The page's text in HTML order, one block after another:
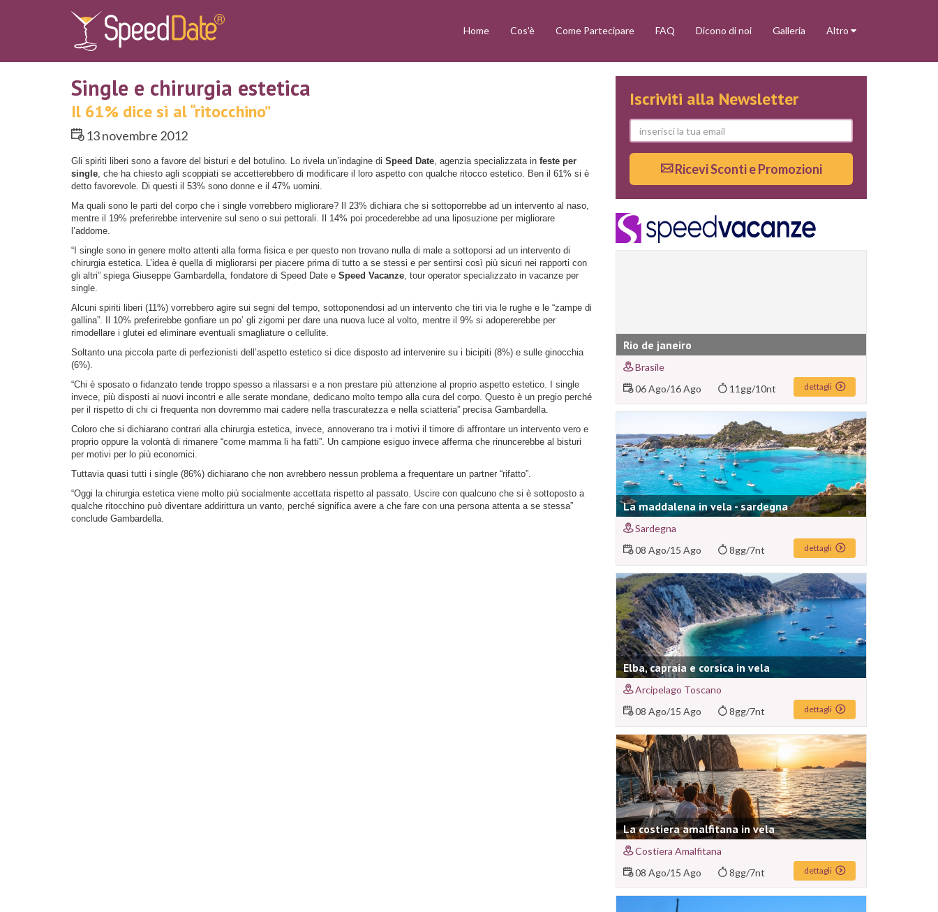
Home Cos'è Come Partecipare FAQ Dicono di noi Galleria Altro
Single e chirurgia estetica
Il 61% dice sì al “ritocchino”
13 novembre 2012
Gli spiriti liberi sono a favore del bisturi e del botulino. Lo rivela un’indagine di Speed Date, agenzia specializzata in feste per
single, che ha chiesto agli scoppiati se accetterebbero di modificare il loro aspetto con qualche ritocco estetico. Ben il 61% si è
detto favorevole. Di questi il 53% sono donne e il 47% uomini.
Ma quali sono le parti del corpo che i single vorrebbero migliorare? Il 23% dichiara che si sottoporrebbe ad un intervento al naso,
mentre il 19% preferirebbe intervenire sul seno o sui pettorali. Il 14% poi procederebbe ad una liposuzione per migliorare
l’addome.
“I single sono in genere molto attenti alla forma fisica e per questo non trovano nulla di male a sottoporsi ad un intervento di
chirurgia estetica. L’idea è quella di migliorarsi per piacere prima di tutto a se stessi e per sentirsi così più sicuri nei rapporti con
gli altri” spiega Giuseppe Gambardella, fondatore di Speed Date e Speed Vacanze, tour operator specializzato in vacanze per
single.
Alcuni spiriti liberi (11%) vorrebbero agire sui segni del tempo, sottoponendosi ad un intervento che tiri via le rughe e le “zampe di
gallina”. Il 10% preferirebbe gonfiare un po’ gli zigomi per dare una nuova luce al volto, mentre il 9% si adopererebbe per
rimodellare i glutei ed eliminare eventuali smagliature o cellulite.
Soltanto una piccola parte di perfezionisti dell’aspetto estetico si dice disposto ad intervenire su i bicipiti (8%) e sulle ginocchia
(6%).
“Chi è sposato o fidanzato tende troppo spesso a rilassarsi e a non prestare più attenzione al proprio aspetto estetico. I single
invece, più disposti ai nuovi incontri e alle serate mondane, dedicano molto tempo alla cura del corpo. Questo è un pregio perché
per il rispetto di chi ci frequenta non dovremmo mai cadere nella trascuratezza e nella sciatteria” precisa Gambardella.
Coloro che si dichiarano contrari alla chirurgia estetica, invece, annoverano tra i motivi il timore di affrontare un intervento vero e
proprio oppure la volontà di rimanere “come mamma li ha fatti”. Un campione esiguo invece afferma che rinuncerebbe al bisturi
per motivi per lo più economici.
Tuttavia quasi tutti i single (86%) dichiarano che non avrebbero nessun problema a frequentare un partner “rifatto”.
“Oggi la chirurgia estetica viene molto più socialmente accettata rispetto al passato. Uscire con qualcuno che si è sottoposto a
qualche ritocchino può diventare addirittura un vanto, perché significa avere a che fare con una persona attenta a se stessa”
conclude Gambardella.
Iscriviti alla Newsletter
Ricevi Sconti e Promozioni
Rio de janeiro
Brasile
06 Ago/16 Ago 11gg/10nt dettagli
La maddalena in vela - sardegna
Sardegna
08 Ago/15 Ago 8gg/7nt dettagli
Elba, capraia e corsica in vela
Arcipelago Toscano
08 Ago/15 Ago 8gg/7nt dettagli
La costiera amalfitana in vela
Costiera Amalfitana
08 Ago/15 Ago 8gg/7nt dettagli